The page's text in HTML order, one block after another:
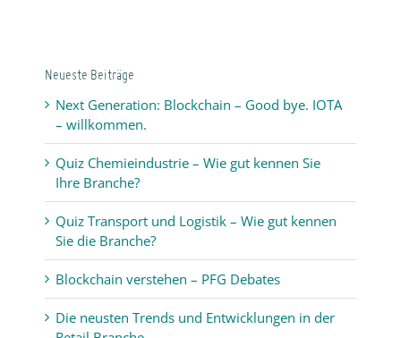
die
Neueste Beiträge
Next Generation: Blockchain – Good bye. IOTA
– willkommen.
Quiz Chemieindustrie – Wie gut kennen Sie
Ihre Branche?
Quiz Transport und Logistik – Wie gut kennen
Sie die Branche?
Blockchain verstehen – PFG Debates
Die neusten Trends und Entwicklungen in der